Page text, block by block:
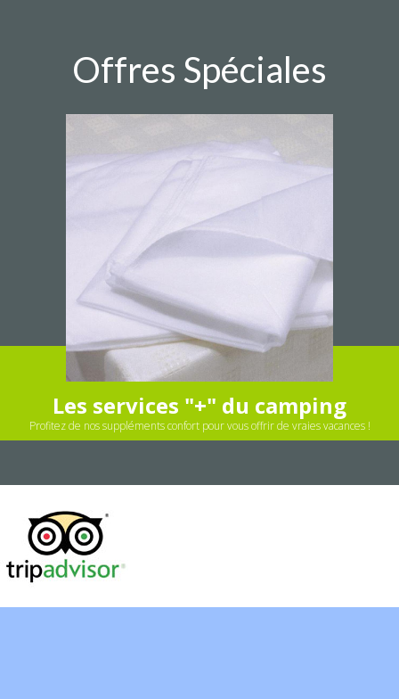
Offres Spéciales
Les services "+" du camping
Profitez de nos suppléments confort pour vous offrir de vraies vacances !